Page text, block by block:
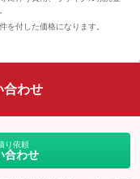
を付した価格になります。
合わせ
り依頼
合わせ